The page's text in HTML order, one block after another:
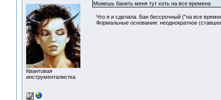
Квантовая
инструменталистка
Можешь банить меня тут хоть на все времена
Что я и сделала. Бан бессрочный ("на все
Формальные основания: неоднократное